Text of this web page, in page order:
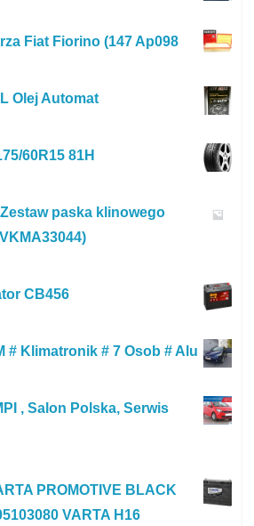
Fiat Fiorino (147 Ap098
Olej Automat
60R15 81H
paska klinowego
CB456
# Klimatronik # 7 Osob # Alu
, Salon Polska, Serwis
PROMOTIVE BLACK
VARTA H16